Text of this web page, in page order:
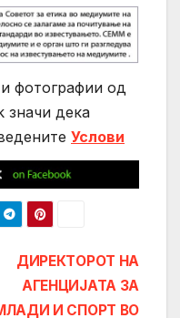
фотографии од
значи дека
Услови
ДИРЕКТОРОТ НА
АГЕНЦИЈАТА ЗА
И СПОРТ ВО